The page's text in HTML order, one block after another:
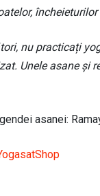
nu practicați
Unele asane și
asanei: